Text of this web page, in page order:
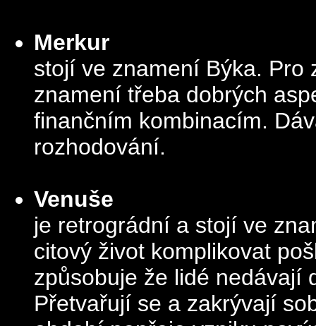
Merkur
stojí ve znamení Býka. Pro
znamení třeba dobrých
finančním kombinacím.
rozhodování.
Venuše
je retrográdní a stojí ve
citový život komplikovat
způsobuje že lidé nedávají
Přetvařují se a zakrývají